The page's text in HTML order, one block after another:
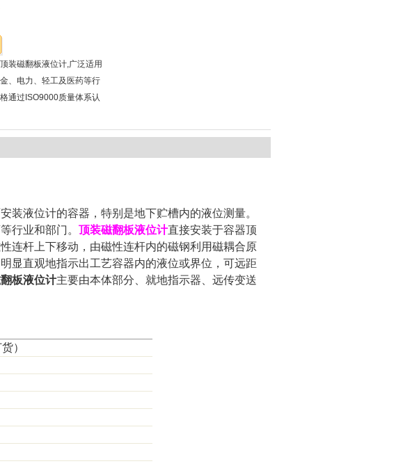
装磁翻板液位计,广泛适用
、电力、轻工及医药等行
通过ISO9000质量体系认
装液位计的容器，特别是地下贮槽内的液位测量。
行业和部门。 顶装磁翻板液位计直接安装于容器顶
连杆上下移动，由磁性连杆内的磁钢利用磁耦合原
显直观地指示出工艺容器内的液位或界位，可远距
板液位计主要由本体部分、就地指示器、远传变送
）